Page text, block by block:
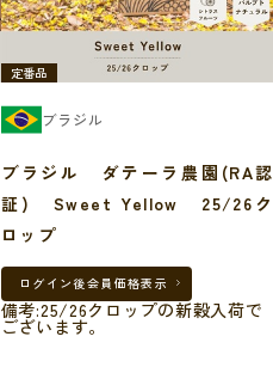
定番品
ブラジル
ブラジル ダテーラ農園(RA認
証) Sweet Yellow 25/26ク
ロップ
ログイン後会員価格表示
備考:25/26クロップの新穀入荷で
ございます。